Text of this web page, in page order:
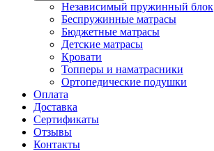
Независимый пружинный блок
Беспружинные матрасы
Бюджетные матрасы
Детские матрасы
Кровати
Топперы и наматрасники
Ортопедические подушки
Оплата
Доставка
Сертификаты
Отзывы
Контакты